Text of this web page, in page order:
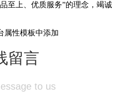
至上、优质服务”的理念，竭诚
属性模板中添加
留言
to us